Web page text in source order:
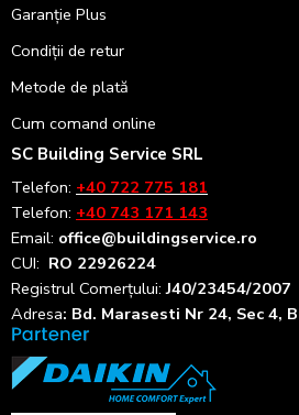
Garanție Plus
Condiții de retur
Metode de plată
Cum comand online
SC Building Service SRL
Telefon: +40 722 775 181
Telefon: +40 743 171 143
Email: office@buildingservice.ro
CUI: RO 22926224
Registrul Comerțului:J40/23454/2007
Adresa: Bd. Marasesti Nr 24, Sec 4,